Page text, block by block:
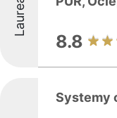
Laureaci
8.8
Systemy